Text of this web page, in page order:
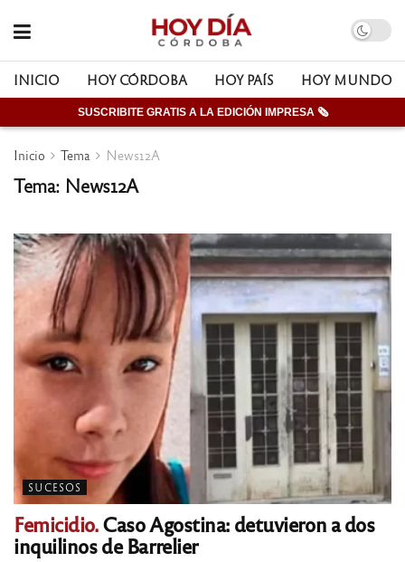
INICIO HOY CÓRDOBA HOY PAÍS HOY MUNDO
SUSCRIBITE GRATIS A LA EDICIÓN IMPRESA 🗞
Inicio Tema News12A
Tema: News12A
SUCESOS
Femicidio.Caso Agostina: detuvieron a dos
inquilinos de Barrelier